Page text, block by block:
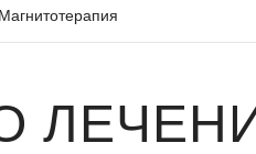
Магнитотерапия